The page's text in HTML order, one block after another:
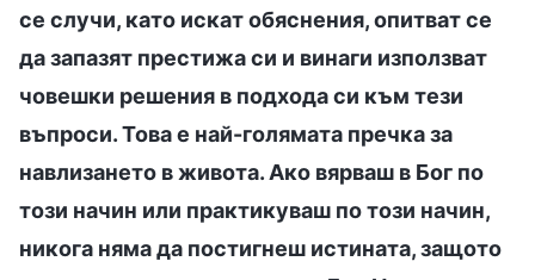
се случи, като искат обяснения, опитват се
да запазят престижа си и винаги използват
човешки решения в подхода си към тези
въпроси. Това е най-голямата пречка за
навлизането в живота. Ако вярваш в Бог по
този начин или практикуваш по този начин,
никога няма да постигнеш истината, защото